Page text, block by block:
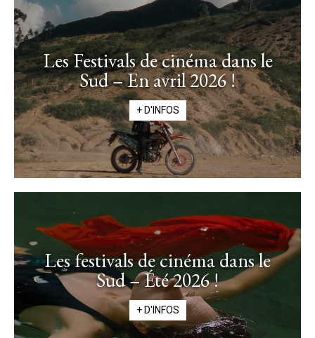
Les Festivals de cinéma dans le
Sud – En avril 2026 !
+ D'INFOS
Les festivals de cinéma dans le
Sud – Été 2026 !
+ D'INFOS